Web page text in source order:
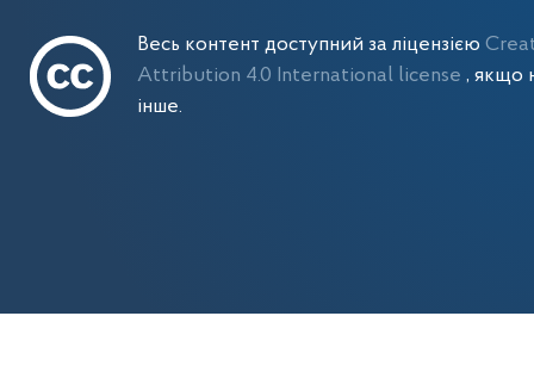
Весь контент доступний за ліцензією
Attribution 4.0 International license , якщо
інше.